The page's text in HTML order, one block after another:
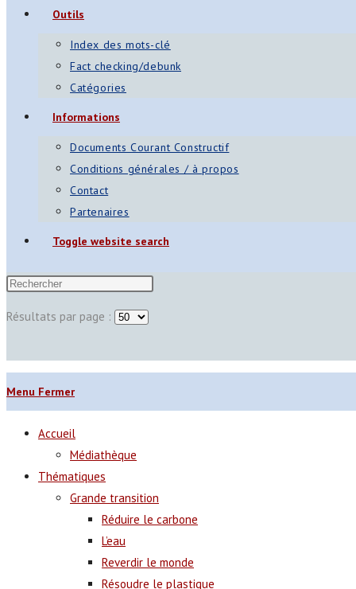
Outils
Index des mots-clé
Fact checking/debunk
Catégories
Informations
Documents Courant Constructif
Conditions générales / à propos
Contact
Partenaires
Toggle website search
Résultats par page :
Menu Fermer
Accueil
Médiathèque
Thématiques
Grande transition
Réduire le carbone
L’eau
Reverdir le monde
Résoudre le plastique